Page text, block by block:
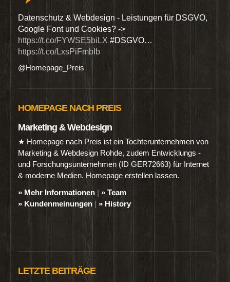
Datenschutz & Webdesign - Leistungen für DSGVO,
Google Font und Cookies? ->
https://t.co/FYWSE5biLX #DSGVO…
https://t.co/LxsPiFmbIb
@Homepage_Preis
HOMEPAGE NACH PREIS
Marketing & Webdesign
★ Homepage nach Preis ist ein Tochterunternehmen von
Marketing & Webdesign Rohde, zudem Entwicklungs -
und Forschungsunternehmen (ID GER72663) für Internet
& moderne Medien. Homepage erstellen lassen.
» Mehr Informationen | » Team
» Kundenmeinungen | » History
LETZTE BEITRÄGE